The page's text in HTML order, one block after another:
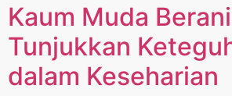
Kaum Muda Berani
Tunjukkan
dalam Keseharian